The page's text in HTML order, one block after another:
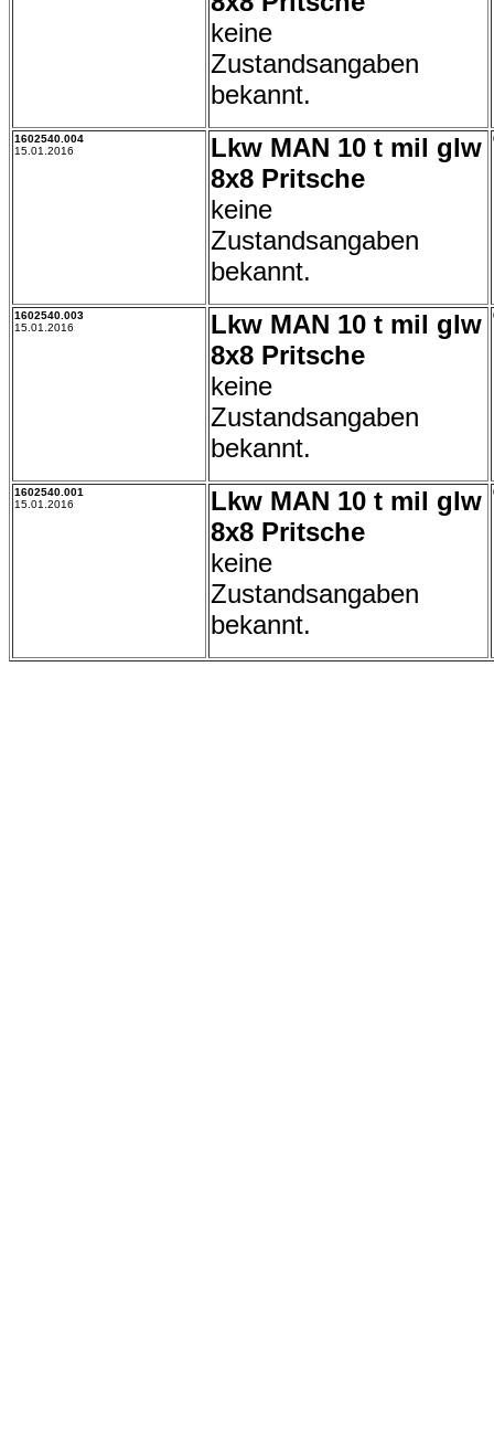
keine
Zustandsangaben
bekannt.
1602540.004
15.01.2016
Lkw MAN 10 t mil glw
8x8 Pritsche
keine
Zustandsangaben
bekannt.
1602540.003
15.01.2016
Lkw MAN 10 t mil glw
8x8 Pritsche
keine
Zustandsangaben
bekannt.
1602540.001
15.01.2016
Lkw MAN 10 t mil glw
8x8 Pritsche
keine
Zustandsangaben
bekannt.